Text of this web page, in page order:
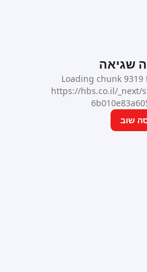
Loading
https://